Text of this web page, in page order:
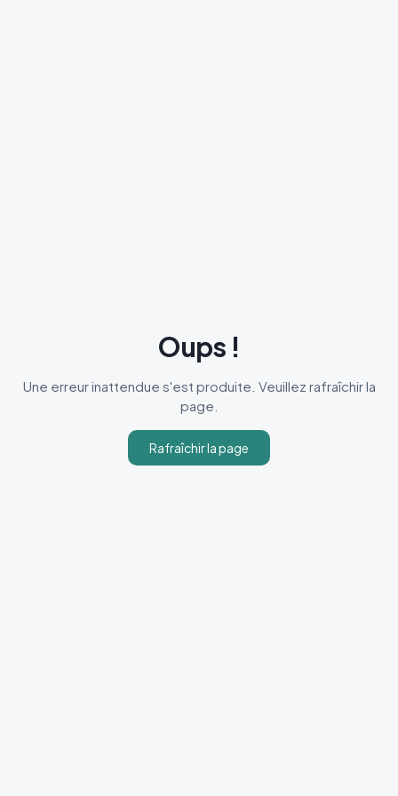
Oups !
Une erreur inattendue s'est produite. Veuillez rafraîchir la
page.
Rafraîchir la page